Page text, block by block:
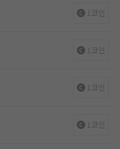
1코인
1코인
1코인
1코인